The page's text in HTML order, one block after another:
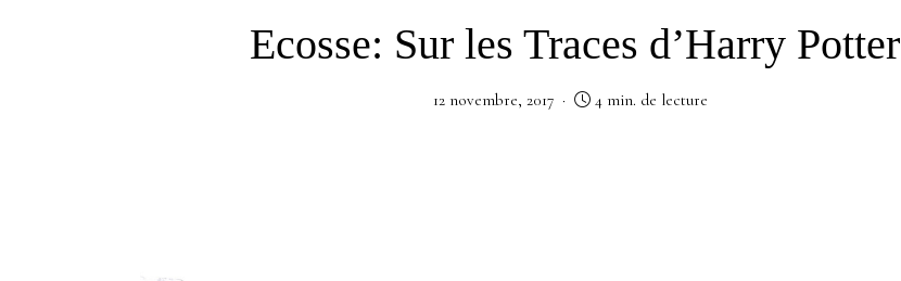
Ecosse: Sur les Traces d’Harry Potter
12 novembre, 2017 4 min. de lecture